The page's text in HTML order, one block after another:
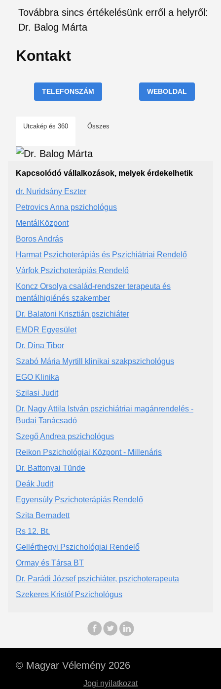
Továbbra sincs értékelésünk erről a helyről:
Dr. Balog Márta
Kontakt
TELEFONSZÁM WEBOLDAL
Utcakép és 360 Összes
Kapcsolódó vállalkozások, melyek érdekelhetik
dr. Nuridsány Eszter
Petrovics Anna pszichológus
MentálKözpont
Boros András
Harmat Pszichoterápiás és Pszichiátriai Rendelő
Várfok Pszichoterápiás Rendelő
Koncz Orsolya család-rendszer terapeuta és
mentálhigiénés szakember
Dr. Balatoni Krisztián pszichiáter
EMDR Egyesület
Dr. Dina Tibor
Szabó Mária Myrtill klinikai szakpszichológus
EGO Klinika
Szilasi Judit
Dr. Nagy Attila István pszichiátriai magánrendelés -
Budai Tanácsadó
Szegő Andrea pszichológus
Reikon Pszichológiai Központ - Millenáris
Dr. Battonyai Tünde
Deák Judit
Egyensúly Pszichoterápiás Rendelő
Szita Bernadett
Rs 12. Bt.
Gellérthegyi Pszichológiai Rendelő
Ormay és Társa BT
Dr. Parádi József pszichiáter, pszichoterapeuta
Szekeres Kristóf Pszichológus
© Magyar Vélemény 2026
Jogi nyilatkozat